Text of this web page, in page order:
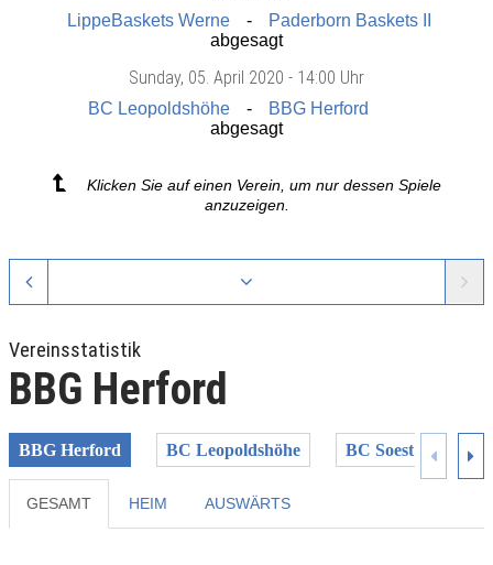
LippeBaskets Werne
Paderborn Baskets II
abgesagt
Sunday, 05. April 2020 - 14:00 Uhr
BC Leopoldshöhe
BBG Herford
abgesagt
Klicken Sie auf einen Verein, um nur dessen Spiele
anzuzeigen.
Vereinsstatistik
BBG Herford
BBG Herford BC Leopoldshöhe BC Soest II
GESAMT HEIM AUSWÄRTS